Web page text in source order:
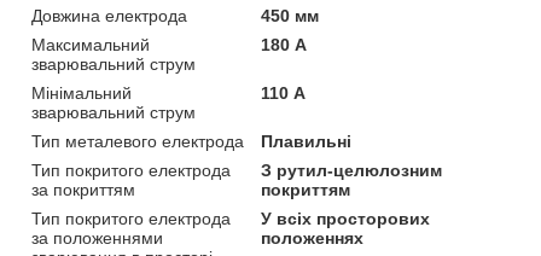
Довжина електрода
450 мм
Максимальний
зварювальний струм
180 А
Мінімальний
зварювальний струм
110 А
Тип металевого електрода
Плавильні
Тип покритого електрода
за покриттям
З рутил-целюлозним
покриттям
Тип покритого електрода
за положеннями
У всіх просторових
положеннях